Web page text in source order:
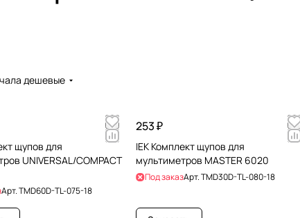
дешевые
щупов для
UNIVERSAL/COMPACT
Арт.TMD60D-TL-075-18
253 ₽
IEK Комплект щупов для
мультиметров MASTER 6020
Под заказАрт.TMD30D-TL-080-18